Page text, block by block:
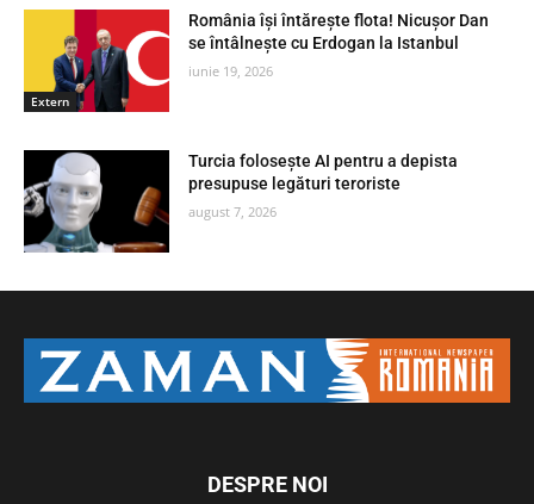
Extern
România își întărește flota! Nicușor Dan
se întâlnește cu Erdogan la Istanbul
iunie 19, 2026
Turcia folosește AI pentru a depista
presupuse legături teroriste
august 7, 2026
DESPRE NOI